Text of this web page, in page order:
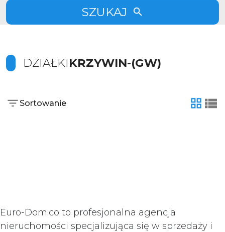
SZUKAJ
DZIAŁKIKRZYWIN-(GW)
Sortowanie
tabela
Euro-Dom.co to profesjonalna agencja
nieruchomości specjalizująca się w sprzedaży i